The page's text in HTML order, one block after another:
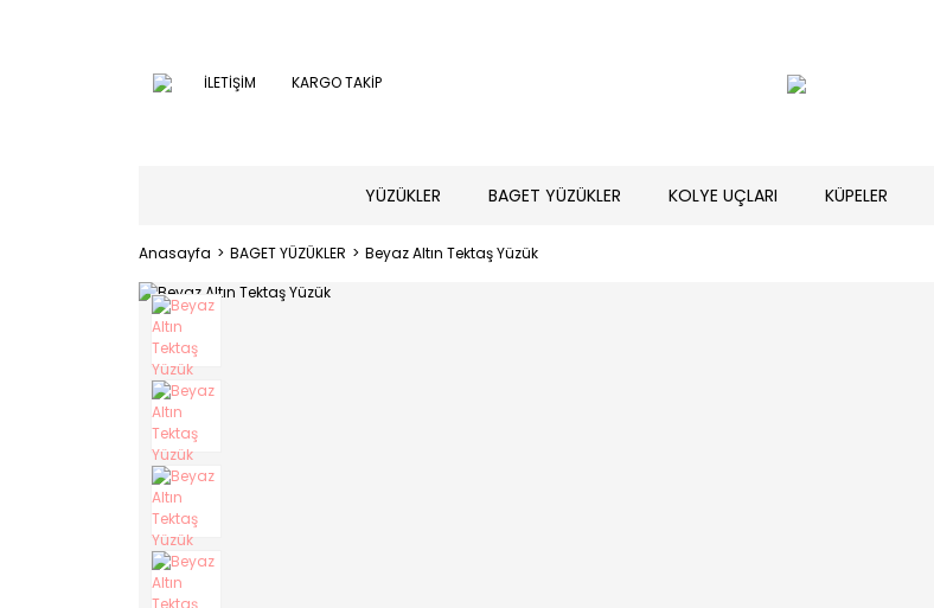
İLETİŞİM KARGO TAKİP
YÜZÜKLER BAGET YÜZÜKLER KOLYE UÇLARI KÜPELER
Anasayfa BAGET YÜZÜKLER Beyaz Altın Tektaş Yüzük